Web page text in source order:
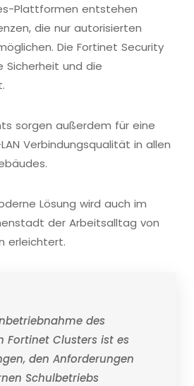
Plattformen entstehen
die nur autorisierten
Die Fortinet Security
Sicherheit und die
sorgen außerdem für eine
Verbindungsqualität in allen
Lösung wird auch im
der Arbeitsalltag von
erleichtert.
des
Fortinet Clusters ist es
den Anforderungen
Schulbetriebs